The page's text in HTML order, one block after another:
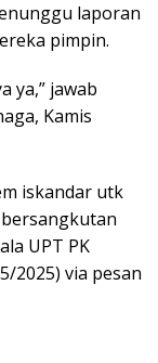
laporan
pimpin.
ya,” jawab
Kamis
iskandar utk
UPT PK
2025) via pesan